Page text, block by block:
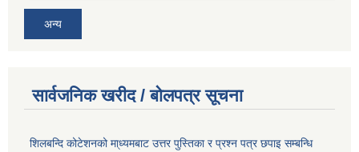
अन्य
सार्वजनिक खरीद / बोलपत्र सूचना
शिलबन्दि कोटेशनको मा्ध्यमबाट उत्तर पुस्तिका र प्रश्न पत्र छपाइ सम्बन्धि